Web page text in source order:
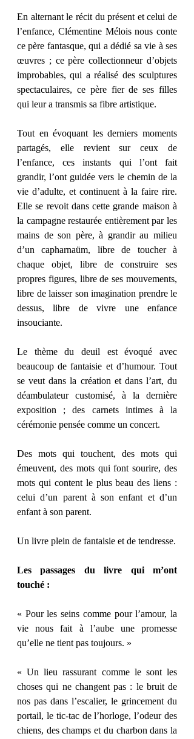
En alternant le récit du présent et celui de
l’enfance, Clémentine Mélois nous conte
ce père fantasque, qui a dédié sa vie à ses
œuvres ; ce père collectionneur d’objets
improbables, qui a réalisé des sculptures
spectaculaires, ce père fier de ses filles
qui leur a transmis sa fibre artistique.
Tout en évoquant les derniers moments
partagés, elle revient sur ceux de
l’enfance, ces instants qui l’ont fait
grandir, l’ont guidée vers le chemin de la
vie d’adulte, et continuent à la faire rire.
Elle se revoit dans cette grande maison à
la campagne restaurée entièrement par les
mains de son père, à grandir au milieu
d’un capharnaüm, libre de toucher à
chaque objet, libre de construire ses
propres figures, libre de ses mouvements,
libre de laisser son imagination prendre le
dessus, libre de vivre une enfance
insouciante.
Le thème du deuil est évoqué avec
beaucoup de fantaisie et d’humour. Tout
se veut dans la création et dans l’art, du
déambulateur customisé, à la dernière
exposition ; des carnets intimes à la
cérémonie pensée comme un concert.
Des mots qui touchent, des mots qui
émeuvent, des mots qui font sourire, des
mots qui content le plus beau des liens :
celui d’un parent à son enfant et d’un
enfant à son parent.
Un livre plein de fantaisie et de tendresse.
Les passages du livre qui m’ont
touché :
« Pour les seins comme pour l’amour, la
vie nous fait à l’aube une promesse
qu’elle ne tient pas toujours. »
« Un lieu rassurant comme le sont les
choses qui ne changent pas : le bruit de
nos pas dans l’escalier, le grincement du
portail, le tic-tac de l’horloge, l’odeur des
chiens, des champs et du charbon dans la